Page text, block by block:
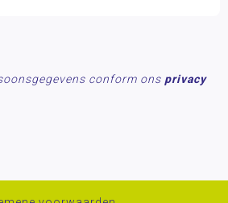
conform ons privacy